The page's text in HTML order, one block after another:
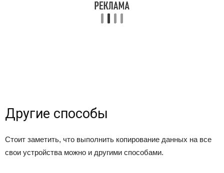
Другие способы
Стоит заметить, что выполнить копирование данных на все
свои устройства можно и другими способами.